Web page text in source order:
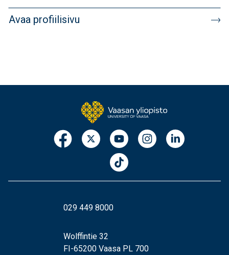
Avaa profiilisivu
029 449 8000
Wolffintie 32
FI-65200 Vaasa PL 700